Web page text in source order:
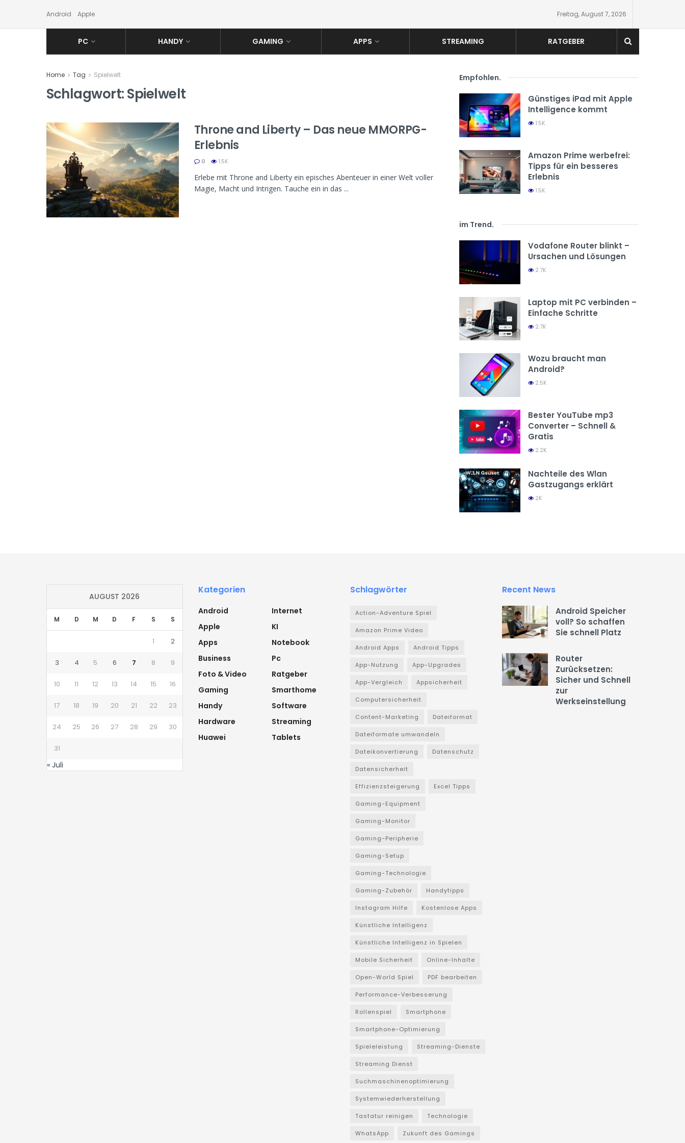
Android Apple Freitag, August 7, 2026
PC HANDY GAMING APPS STREAMING RATGEBER
Home Tag Spielwelt
Schlagwort:Spielwelt
Throne and Liberty – Das neue MMORPG-
Erlebnis
0 1.5K
Erlebe mit Throne and Liberty ein episches Abenteuer in einer Welt voller
Magie, Macht und Intrigen. Tauche ein in das ...
Empfohlen.
Günstiges iPad mit Apple
Intelligence kommt
1.5K
Amazon Prime werbefrei:
Tipps für ein besseres
Erlebnis
1.5K
im Trend.
Vodafone Router blinkt –
Ursachen und Lösungen
2.7K
Laptop mit PC verbinden –
Einfache Schritte
2.7K
Wozu braucht man
Android?
2.5K
Bester YouTube mp3
Converter – Schnell &
Gratis
2.2K
Nachteile des Wlan
Gastzugangs erklärt
2K
AUGUST 2026
M D M D F S S
1 2
3 4 5 6 7 8 9
10 11 12 13 14 15 16
17 18 19 20 21 22 23
24 25 26 27 28 29 30
31
« Juli
Kategorien
Android
Apple
Apps
Business
Foto & Video
Gaming
Handy
Hardware
Huawei
Internet
KI
Notebook
Pc
Ratgeber
Smarthome
Software
Streaming
Tablets
Schlagwörter
Action-Adventure Spiel
Amazon Prime Video
Android Apps Android Tipps
App-Nutzung App-Upgrades
App-Vergleich Appsicherheit
Computersicherheit
Content-Marketing Dateiformat
Dateiformate umwandeln
Dateikonvertierung Datenschutz
Datensicherheit
Effizienzsteigerung Excel Tipps
Gaming-Equipment
Gaming-Monitor
Gaming-Peripherie
Gaming-Setup
Gaming-Technologie
Gaming-Zubehör Handytipps
Instagram Hilfe Kostenlose Apps
Künstliche Intelligenz
Künstliche Intelligenz in Spielen
Mobile Sicherheit Online-Inhalte
Open-World Spiel PDF bearbeiten
Performance-Verbesserung
Rollenspiel Smartphone
Smartphone-Optimierung
Spieleleistung Streaming-Dienste
Streaming Dienst
Suchmaschinenoptimierung
Systemwiederherstellung
Tastatur reinigen Technologie
WhatsApp Zukunft des Gamings
Recent News
Android Speicher
voll? So schaffen
Sie schnell Platz
Router
Zurücksetzen:
Sicher und Schnell
zur
Werkseinstellung